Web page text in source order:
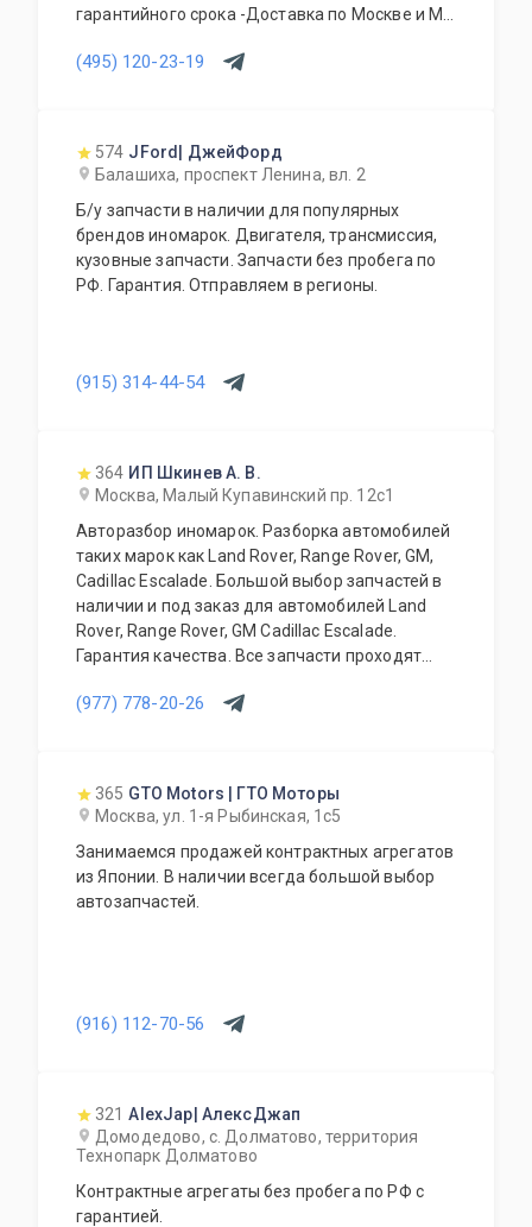
гарантийного срока -Доставка по Москве и МО
-Отправка в регионы по смене получателя с
(495) 120-23-19
574 JFord| ДжейФорд
Балашиха, проспект Ленина, вл. 2
Б/у запчасти в наличии для популярных
брендов иномарок. Двигателя, трансмиссия,
кузовные запчасти. Запчасти без пробега по
РФ. Гарантия. Отправляем в регионы.
(915) 314-44-54
364 ИП Шкинев А. В.
Москва, Малый Купавинский пр. 12с1
Авторазбор иномарок. Разборка автомобилей
таких марок как Land Rover, Range Rover, GM,
Cadillac Escalade. Большой выбор запчастей в
наличии и под заказ для автомобилей Land
Rover, Range Rover, GM Cadillac Escalade.
Гарантия качества. Все запчасти проходят
квалифицированных менеджеров при выборе
(977) 778-20-26
365 GTO Motors | ГТО Моторы
Москва, ул. 1-я Рыбинская, 1с5
Занимаемся продажей контрактных агрегатов
из Японии. В наличии всегда большой выбор
автозапчастей.
(916) 112-70-56
321 AlexJap| АлексДжап
Домодедово, с. Долматово, территория
Технопарк Долматово
Контрактные агрегаты без пробега по РФ с
гарантией.